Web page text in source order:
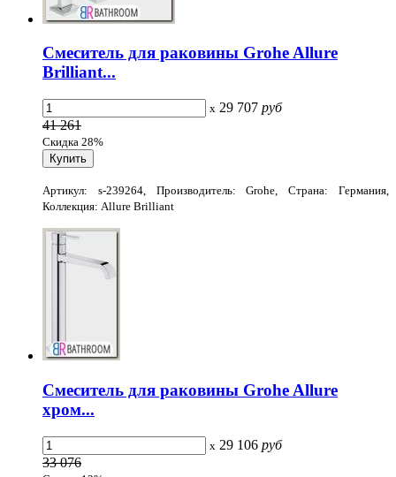
Смеситель для раковины Grohe Allure
Brilliant...
x 29 707 руб
41 261
Скидка 28%
Артикул: s-239264, Производитель: Grohe, Страна: Германия,
Коллекция: Allure Brilliant
Смеситель для раковины Grohe Allure
хром...
x 29 106 руб
33 076